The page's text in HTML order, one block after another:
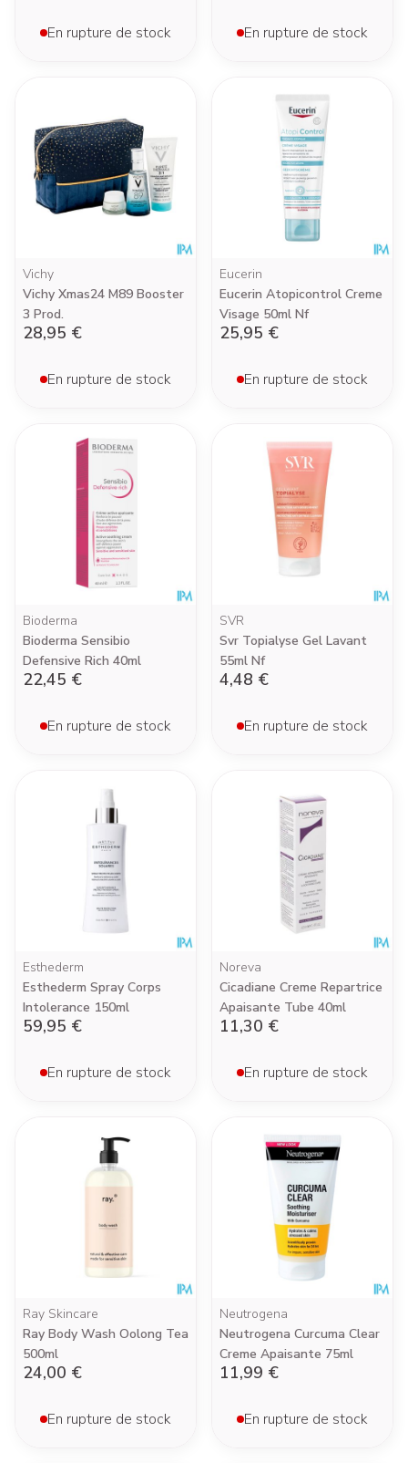
En rupture de stock En rupture de stock
Vichy
Vichy Xmas24 M89 Booster
3 Prod.
28,95 €
En rupture de stock
Eucerin
Eucerin Atopicontrol Creme
Visage 50ml Nf
25,95 €
En rupture de stock
Bioderma
Bioderma Sensibio
Defensive Rich 40ml
22,45 €
En rupture de stock
SVR
Svr Topialyse Gel Lavant
55ml Nf
4,48 €
En rupture de stock
Esthederm
Esthederm Spray Corps
Intolerance 150ml
59,95 €
En rupture de stock
Noreva
Cicadiane Creme Repartrice
Apaisante Tube 40ml
11,30 €
En rupture de stock
Ray Skincare
Ray Body Wash Oolong Tea
500ml
24,00 €
En rupture de stock
Neutrogena
Neutrogena Curcuma Clear
Creme Apaisante 75ml
11,99 €
En rupture de stock